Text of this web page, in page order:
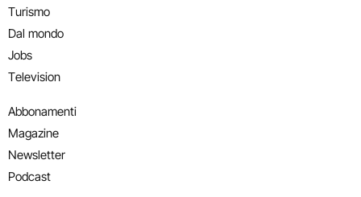
Turismo
Dal mondo
Jobs
Television
Abbonamenti
Magazine
Newsletter
Podcast